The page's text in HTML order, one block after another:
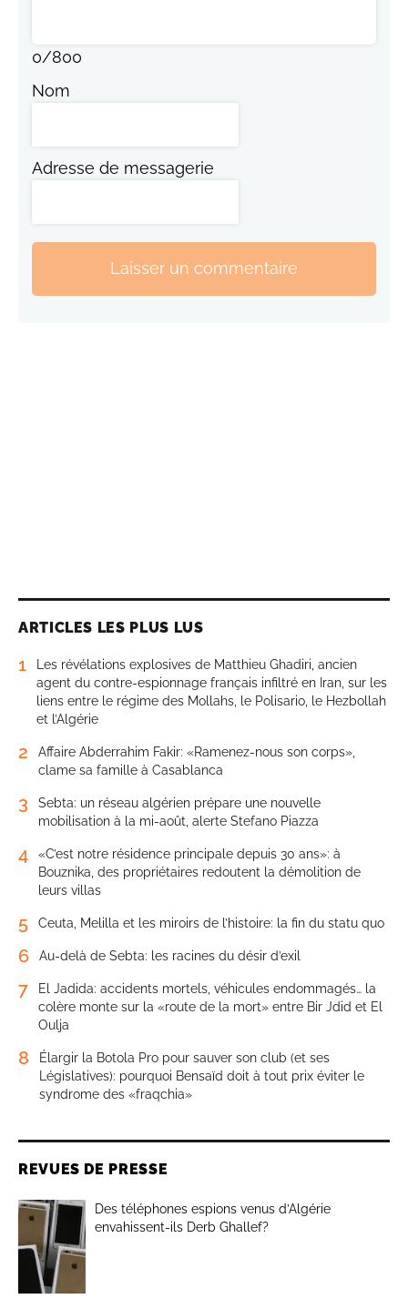
0/800
Nom
Adresse de messagerie
Laisser un commentaire
ARTICLES LES PLUS LUS
1
Les révélations explosives de Matthieu Ghadiri, ancien
agent du contre-espionnage français infiltré en Iran, sur les
liens entre le régime des Mollahs, le Polisario, le Hezbollah
et l’Algérie
2
Affaire Abderrahim Fakir: «Ramenez-nous son corps»,
clame sa famille à Casablanca
3
Sebta: un réseau algérien prépare une nouvelle
mobilisation à la mi-août, alerte Stefano Piazza
4
«C’est notre résidence principale depuis 30 ans»: à
Bouznika, des propriétaires redoutent la démolition de
leurs villas
5 Ceuta, Melilla et les miroirs de l’histoire: la fin du statu quo
6 Au-delà de Sebta: les racines du désir d’exil
7
El Jadida: accidents mortels, véhicules endommagés… la
colère monte sur la «route de la mort» entre Bir Jdid et El
Oulja
8
Élargir la Botola Pro pour sauver son club (et ses
Législatives): pourquoi Bensaïd doit à tout prix éviter le
syndrome des «fraqchia»
REVUES DE PRESSE
Des téléphones espions venus d’Algérie
envahissent-ils Derb Ghallef?